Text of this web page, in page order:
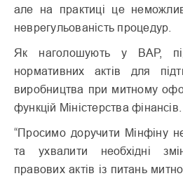
але на практиці це
неврегульованість процедур.
Як наголошують у ВАР,
нормативних актів для
виробництва при митному
функцій Міністерства фінансів.
“Просимо доручити Мінфіну
та ухвалити необхідні
правових актів із питань